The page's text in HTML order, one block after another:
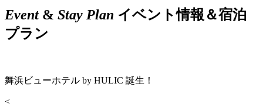
Event& Stay Plan イベント情報＆宿泊
プラン
舞浜ビューホテル by HULIC 誕生！
<